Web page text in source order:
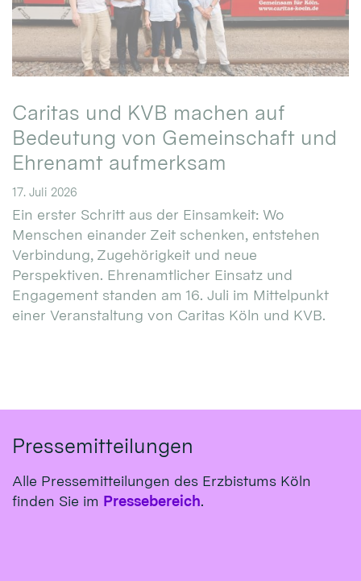
Caritas und KVB machen auf
Bedeutung von Gemeinschaft und
Ehrenamt aufmerksam
17. Juli 2026
Ein erster Schritt aus der Einsamkeit: Wo
Menschen einander Zeit schenken, entstehen
Verbindung, Zugehörigkeit und neue
Perspektiven. Ehrenamtlicher Einsatz und
Engagement standen am 16. Juli im Mittelpunkt
einer Veranstaltung von Caritas Köln und KVB.
Pressemitteilungen
Alle Pressemitteilungen des Erzbistums Köln
finden Sie im Pressebereich.